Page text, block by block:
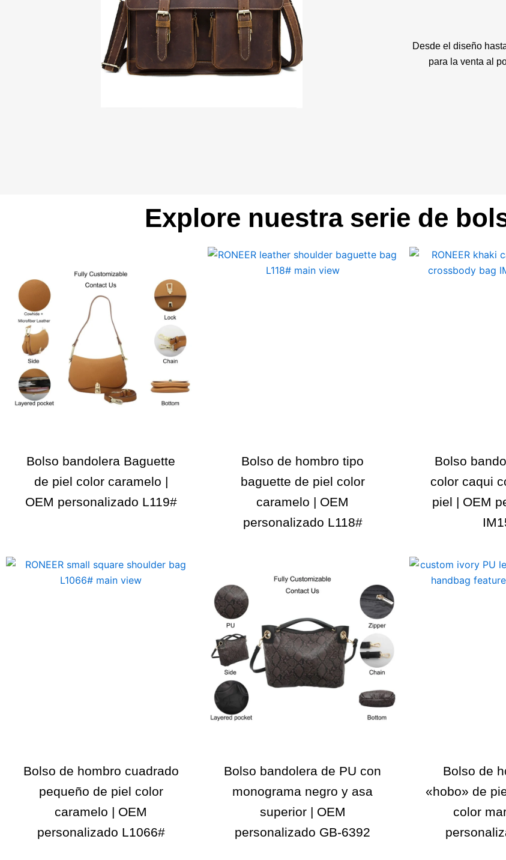
Desde el diseño
para la venta al
Explore nuestra serie de
Bolso bandolera Baguette
de piel color caramelo |
OEM personalizado L119#
Bolso de hombro tipo
baguette de piel color
caramelo | OEM
personalizado L118#
Bolso
color caqui
piel | OEM
Bolso de hombro cuadrado
pequeño de piel color
caramelo | OEM
personalizado L1066#
Bolso bandolera de PU con
monograma negro y asa
superior | OEM
personalizado GB-6392
Bolso de
«hobo» de
color